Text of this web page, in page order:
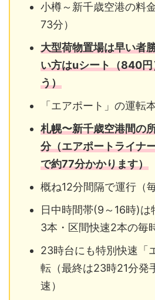
小樽～新千歳空港の料
73分）
大型荷物置場は早い者
い方はuシート（840円
う）
「エアポート」の運転
札幌〜新千歳空港間の
分（エアポートライナ
で約77分かかります）
概ね12分間隔で運行（
日中時間帯(9～16時)は
3本・区間快速2本の毎
23時台にも特別快速「
転（最終は23時21分発
速）